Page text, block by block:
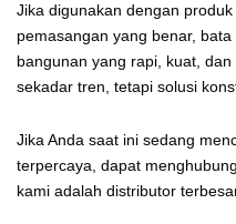
Jika digunakan dengan
pemasangan yang benar,
bangunan yang rapi, kuat,
sekadar tren, tetapi solusi
Jika Anda saat ini sedang
terpercaya, dapat
kami adalah distributor